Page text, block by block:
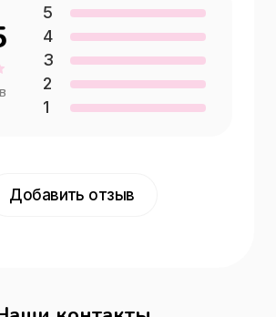
5
4
3
2
1
Добавить отзыв